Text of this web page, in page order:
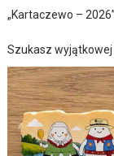
„Kartaczewo –
Szukasz wyjątkowej